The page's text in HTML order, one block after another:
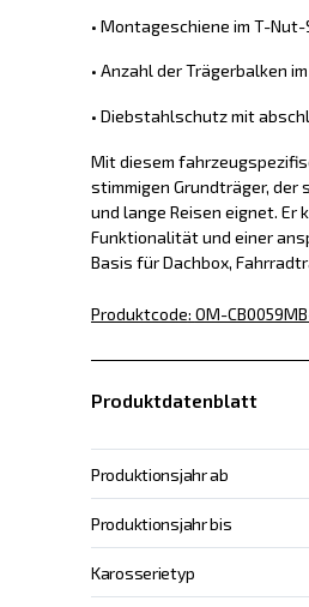
• Montageschiene im T-Nut-
• Anzahl der Trägerbalken
• Diebstahlschutz mit
Mit diesem
stimmigen Grundträger, der
und lange Reisen eignet.
Funktionalität und einer
Basis für Dachbox,
Produktcode: OM-
Produktdatenblatt
Produktionsjahr ab
Produktionsjahr bis
Karosserietyp